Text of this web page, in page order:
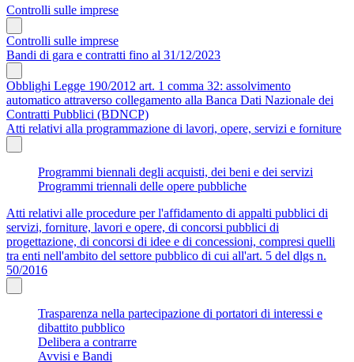
Controlli sulle imprese
Controlli sulle imprese
Bandi di gara e contratti fino al 31/12/2023
Obblighi Legge 190/2012 art. 1 comma 32: assolvimento
automatico attraverso collegamento alla Banca Dati Nazionale dei
Contratti Pubblici (BDNCP)
Atti relativi alla programmazione di lavori, opere, servizi e forniture
Programmi biennali degli acquisti, dei beni e dei servizi
Programmi triennali delle opere pubbliche
Atti relativi alle procedure per l'affidamento di appalti pubblici di
servizi, forniture, lavori e opere, di concorsi pubblici di
progettazione, di concorsi di idee e di concessioni, compresi quelli
tra enti nell'ambito del settore pubblico di cui all'art. 5 del dlgs n.
50/2016
Trasparenza nella partecipazione di portatori di interessi e
dibattito pubblico
Delibera a contrarre
Avvisi e Bandi